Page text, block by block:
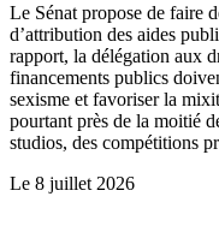
Le Sénat propose de faire
d’attribution des aides
rapport, la délégation aux
financements publics
sexisme et favoriser la
pourtant près de la moitié
studios, des compétitions
Le 8 juillet 2026